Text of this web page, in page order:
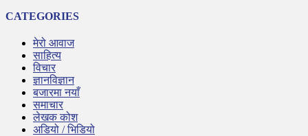
CATEGORIES
मेरो आवाज
साहित्य
विचार
ज्ञानविज्ञान
बजारमा नयाँ
समाचार
लेखक कोश
अडियो / भिडियो